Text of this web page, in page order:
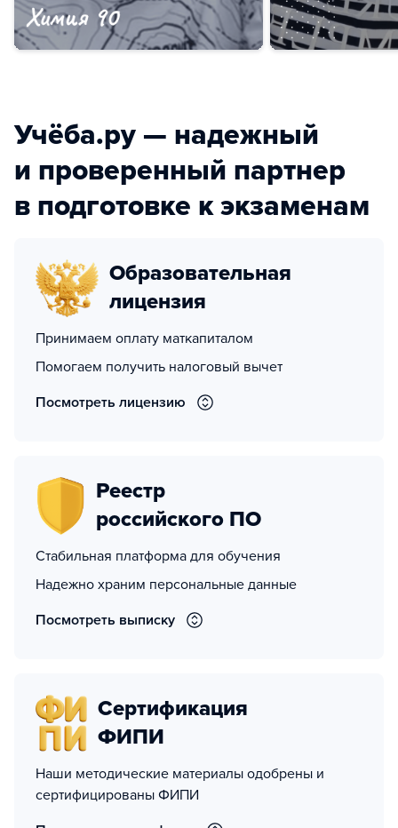
Учёба.ру — надежный
и проверенный партнер
в подготовке к экзаменам
Образовательная
лицензия
Принимаем оплату маткапиталом
Помогаем получить налоговый вычет
Посмотреть лицензию
Реестр
российского ПО
Стабильная платформа для обучения
Надежно храним персональные данные
Посмотреть выписку
Сертификация
ФИПИ
Наши методические материалы одобрены и
сертифицированы ФИПИ